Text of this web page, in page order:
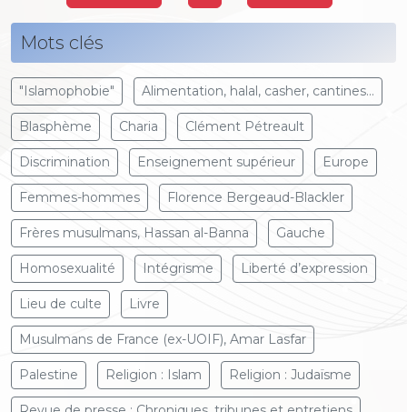
Mots clés
"Islamophobie" Alimentation, halal, casher, cantines...
Blasphème Charia Clément Pétreault
Discrimination Enseignement supérieur Europe
Femmes-hommes Florence Bergeaud-Blackler
Frères musulmans, Hassan al-Banna Gauche
Homosexualité Intégrisme Liberté d’expression
Lieu de culte Livre
Musulmans de France (ex-UOIF), Amar Lasfar
Palestine Religion : Islam Religion : Judaïsme